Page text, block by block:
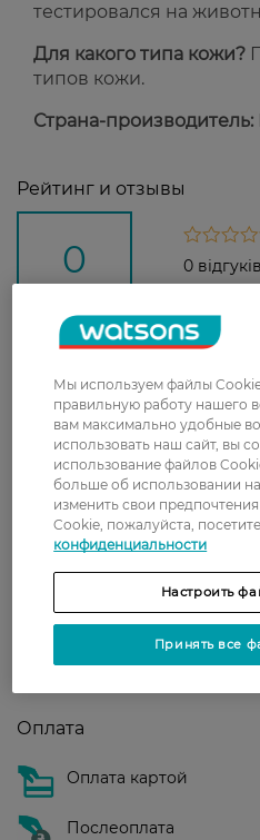
тестировался на
Для какого типа кожи?
типов кожи.
Страна-производитель:
Рейтинг и отзывы
0
З 0 відгуків
0 відгуків
Доставка
Новая почта
В отделение Новой
от 699 грн
Укрпочта
Стоимость доставки –
Забрать сегодня в
Стоимость доставки –
Оплата
Оплата картой
Послеоплата
Мы используем файлы
правильную работу нашего
вам максимально удобные
использовать наш сайт, вы
использование файлов
больше об использовании
изменить свои
Cookie, пожалуйста,
конфиденциальности
Настроить
Принять все